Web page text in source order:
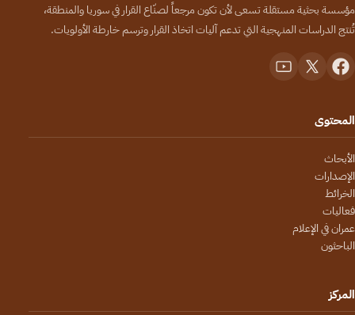
مؤسسة بحثية مستقلة تسعى لأن تكون مرجعاً لصنّاع القرار في سوريا والمنطقة،
تُنتج الدراسات المنهجية التي تدعم آليات اتخاذ القرار وترسم خارطة الأولويات.
المحتوى
الأبحاث
الإصدارات
الخرائط
فعاليات
عمران في الإعلام
الباحثون
المركز